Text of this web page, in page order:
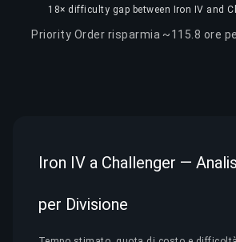
18× difficulty gap between Iron IV and
Priority Order risparmia ~115.8 ore
Iron IV a Challenger —
per Divisione